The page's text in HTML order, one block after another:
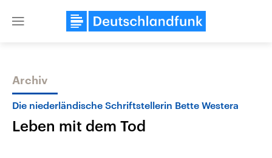
Close
Themen
Archiv
Die niederländische Schriftstellerin Bette Westera
Leben mit dem Tod